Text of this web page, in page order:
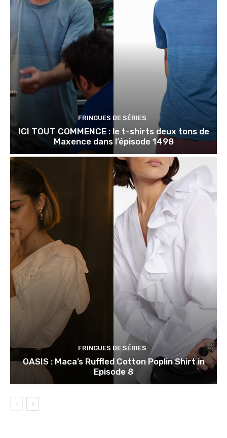
FRINGUES DE SÉRIES
ICI TOUT COMMENCE : le t-shirts deux tons de
Maxence dans l’épisode 1498
FRINGUES DE SÉRIES
OASIS : Maca’s Ruffled Cotton Poplin Shirt in
Episode 8